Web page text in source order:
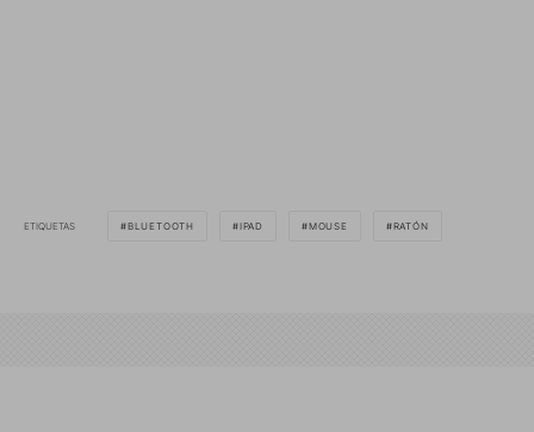
ETIQUETAS BLUETOOTH IPAD MOUSE RATÓN